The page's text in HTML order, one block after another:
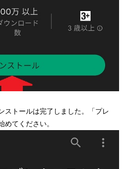
ストールは完了しました。「プレ
めてください。